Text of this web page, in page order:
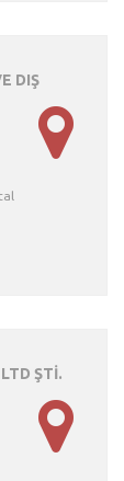
DIŞ
ŞTİ.